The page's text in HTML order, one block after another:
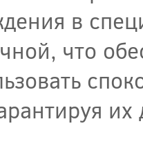
в
что